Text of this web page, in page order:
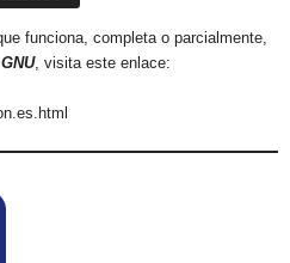
funciona, completa o parcialmente,
, visita este enlace: